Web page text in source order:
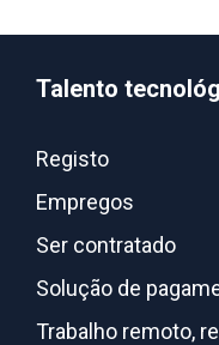
Talento
Registo
Empregos
Ser contratado
Solução de
Trabalho remoto,